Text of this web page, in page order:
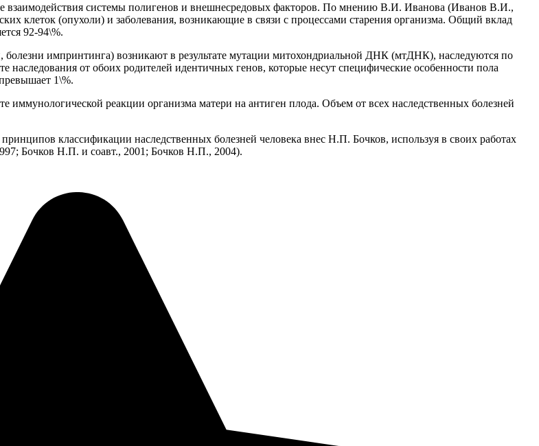
взаимодействия системы полигенов и внешнесредовых факторов. По мнению В.И. Иванова (Иванов В.И.,
клеток (опухоли) и заболевания, возникающие в связи с процессами старения организма. Общий вклад
92-94\%.
импринтинга) возникают в результате мутации митохондриальной ДНК (мтДНК), наследуются по
от обоих родителей идентичных генов, которые несут специфические особенности пола
1\%.
иммунологической реакции организма матери на антиген плода. Объем от всех наследственных болезней
классификации наследственных болезней человека внес Н.П. Бочков, используя в своих работах
Бочков Н.П. и соавт., 2001; Бочков Н.П., 2004).